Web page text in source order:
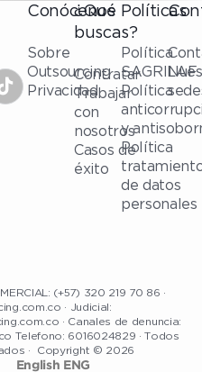
Conócenos
Sobre
Outsourcing
Privacidad
¿Qué
buscas?
Contratar
Trabajar
con
nosotros
Casos de
éxito
Políticas
Política
SAGRILAF
Política
y
Política
de datos
personales
(+57) 320 219 70 86 ·
· Judicial:
· Canales de denuncia:
Telefono: 6016024829 · Todos
· Copyright © 2026
English ENG